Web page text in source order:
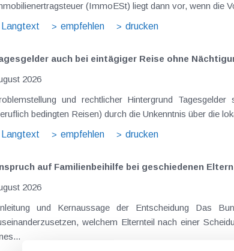
(ImmoESt) liegt dann vor, wenn die
Langtext
empfehlen drucken
auch bei eintägiger Reise ohne
2026
und rechtlicher Hintergrund
bedingten Reisen) durch die Unkenntnis über die
Langtext
empfehlen drucken
auf Familienbeihilfe bei geschiedenen Eltern
2026
und Kernaussage der Entscheidung Das
welchem Elternteil nach einer